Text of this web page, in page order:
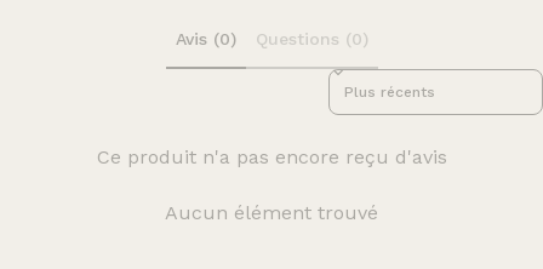
Avis (0) Questions (0)
Sort reviews by
Ce produit n'a pas encore reçu d'avis
Aucun élément trouvé